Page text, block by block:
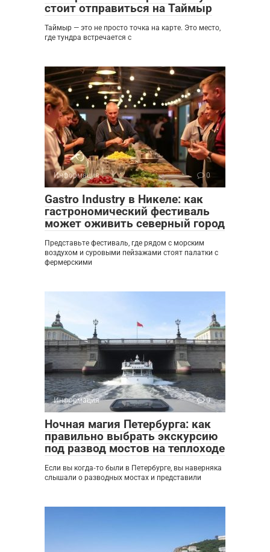
стоит отправиться на Таймыр
Таймыр — это не просто точка на карте. Это место,
где тундра встречается с
Информация 0
Gastro Industry в Никеле: как
гастрономический фестиваль
может оживить северный город
Представьте фестиваль, где рядом с морским
воздухом и суровыми пейзажами стоят палатки с
фермерскими
Информация 0
Ночная магия Петербурга: как
правильно выбрать экскурсию
под развод мостов на теплоходе
Если вы когда‑то были в Петербурге, вы наверняка
слышали о разводных мостах и представили